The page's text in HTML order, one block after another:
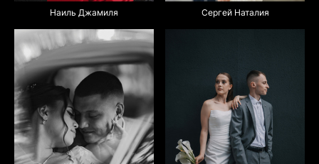
Наиль Джамиля Сергей Наталия